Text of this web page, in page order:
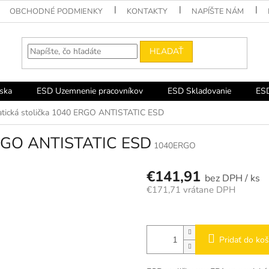
OBCHODNÉ PODMIENKY KONTAKTY NAPÍŠTE NÁM
HĽADAŤ
ESD Uzemnenie pracovníkov ESD Skladovanie
stolička 1040 ERGO ANTISTATIC ESD
ANTISTATIC ESD 1040ERGO
€141,91 / ks
€171,71 vrátane DPH
Pridať do